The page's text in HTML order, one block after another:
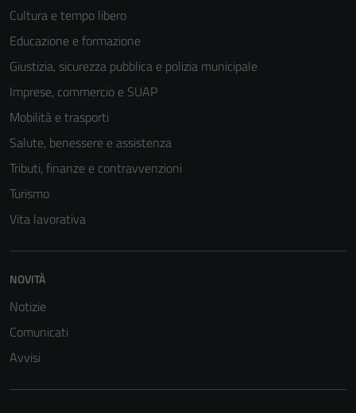
Cultura e tempo libero
Educazione e formazione
Giustizia, sicurezza pubblica e polizia municipale
Imprese, commercio e SUAP
Mobilità e trasporti
Salute, benessere e assistenza
Tributi, finanze e contravvenzioni
Turismo
Vita lavorativa
NOVITÀ
Notizie
Comunicati
Avvisi